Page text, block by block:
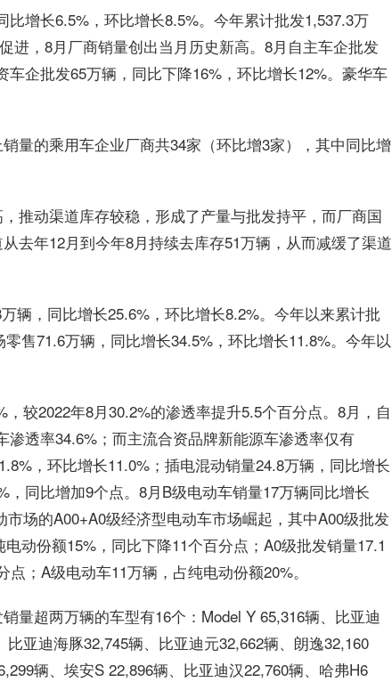
增长6.5%，环比增长8.5%。今年累计批发1,537.3万
进，8月厂商销量创出当月历史新高。8月自主车企批发
企批发65万辆，同比下降16%，环比增长12%。豪华车
量的乘用车企业厂商共34家（环比增3家），其中同比增
推动渠道库存较稳，形成了产量与批发持平，而厂商国
去年12月到今年8月持续去库存51万辆，从而减缓了渠道
辆，同比增长25.6%，环比增长8.2%。今年以来累计批
售71.6万辆，同比增长34.5%，环比增长11.8%。今年以
较2022年8月30.2%的渗透率提升5.5个百分点。8月，自
透率34.6%；而主流合资品牌新能源车渗透率仅有
，环比增长11.0%；插电混动销量24.8万辆，同比增长
同比增加9个点。8月B级电动车销量17万辆同比增长
场的A00+A0级经济型电动车市场崛起，其中A00级批发
动份额15%，同比下降11个百分点；A0级批发销量17.1
；A级电动车11万辆，占纯电动份额20%。
量超两万辆的车型有16个：Model Y 65,316辆、比亚迪
亚迪海豚32,745辆、比亚迪元32,662辆、朗逸32,160
辆、埃安S 22,896辆、比亚迪汉22,760辆、哈弗H6